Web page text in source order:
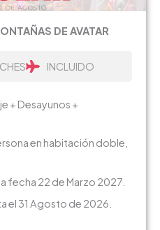
DE AVATAR
INCLUIDO
+ Desayunos +
en habitación doble,
fecha 22 de Marzo 2027.
el 31 Agosto de 2026.